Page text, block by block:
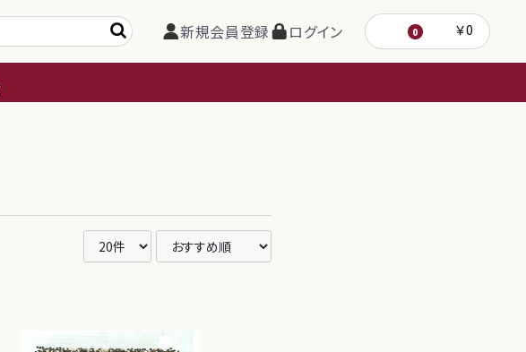
新規会員登録 ログイン 0 ￥0